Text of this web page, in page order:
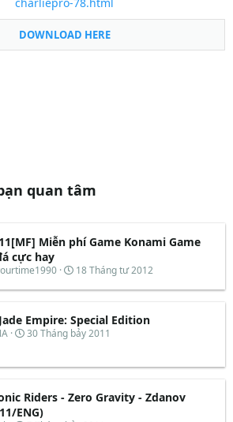
DOWNLOAD HERE
quan tâm
Miễn phí Game Konami Game
cực hay
N
à
b
ắ
ầ
18 Tháng tư 2012
Empire: Special Edition
N
y
ắ
t
30 Tháng bảy 2011
Riders - Zero Gravity - Zdanov
ENG)